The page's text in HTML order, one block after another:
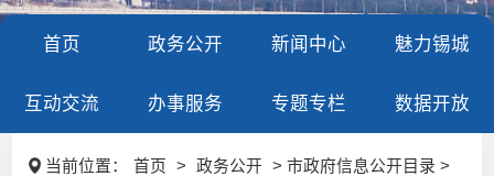
首页 政务公开 新闻中心 魅力锡城
互动交流 办事服务 专题专栏 数据开放
当前位置： 首页 > 政务公开
> 市政府信息公开目录 >